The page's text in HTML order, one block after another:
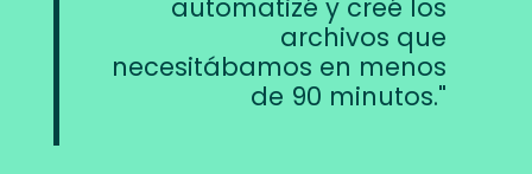
automatizé y creé los
archivos que
necesitábamos en menos
de 90 minutos.